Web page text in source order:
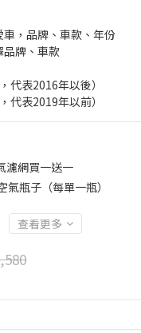
，品牌、車款、年份
品牌、車款
代表2016年以後）
代表2019年以前）
濾網買一送一
瓶子（每單一瓶）
查看更多